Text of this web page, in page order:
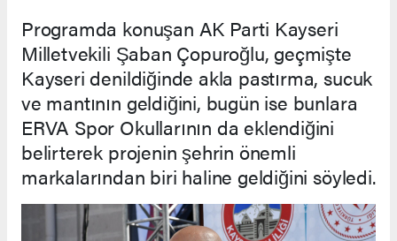
Programda konuşan AK Parti Kayseri
Milletvekili Şaban Çopuroğlu, geçmişte
Kayseri denildiğinde akla pastırma, sucuk
ve mantının geldiğini, bugün ise bunlara
ERVA Spor Okullarının da eklendiğini
belirterek projenin şehrin önemli
markalarından biri haline geldiğini söyledi.